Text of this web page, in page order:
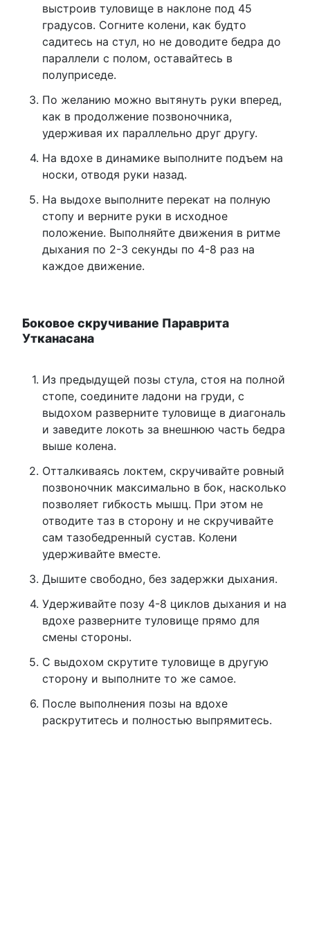
выстроив туловище в наклоне под 45
градусов. Согните колени, как будто
садитесь на стул, но не доводите бедра до
параллели с полом, оставайтесь в
полуприседе.
По желанию можно вытянуть руки вперед,
как в продолжение позвоночника,
удерживая их параллельно друг другу.
На вдохе в динамике выполните подъем на
носки, отводя руки назад.
На выдохе выполните перекат на полную
стопу и верните руки в исходное
положение. Выполняйте движения в ритме
дыхания по 2-3 секунды по 4-8 раз на
каждое движение.
Боковое скручивание Параврита
Утканасана
Из предыдущей позы стула, стоя на полной
стопе, соедините ладони на груди, с
выдохом разверните туловище в диагональ
и заведите локоть за внешнюю часть бедра
выше колена.
Отталкиваясь локтем, скручивайте ровный
позвоночник максимально в бок, насколько
позволяет гибкость мышц. При этом не
отводите таз в сторону и не скручивайте
сам тазобедренный сустав. Колени
удерживайте вместе.
Дышите свободно, без задержки дыхания.
Удерживайте позу 4-8 циклов дыхания и на
вдохе разверните туловище прямо для
смены стороны.
С выдохом скрутите туловище в другую
сторону и выполните то же самое.
После выполнения позы на вдохе
раскрутитесь и полностью выпрямитесь.